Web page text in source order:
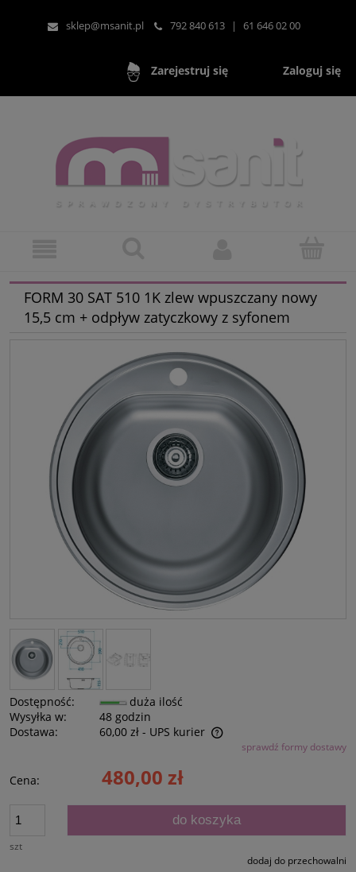
sklep@msanit.pl 792 840 613 | 61 646 02 00
Zarejestruj się Zaloguj się
FORM 30 SAT 510 1K zlew wpuszczany nowy
15,5 cm + odpływ zatyczkowy z syfonem
Dostępność:
duża ilość
Wysyłka w:
48 godzin
Dostawa:
60,00 zł - UPS kurier
Cena nie zawiera ewentualnych kosztów płatnościsprawdź formy dostawy
Cena: 480,00 zł
szt
do koszyka
dodaj do przechowalni